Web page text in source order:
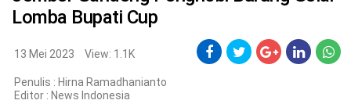
Korupsi
Lomba Bupati Cup
13 Mei 2023 View: 1.1K
Penulis : Hirna Ramadhanianto
Editor : News Indonesia